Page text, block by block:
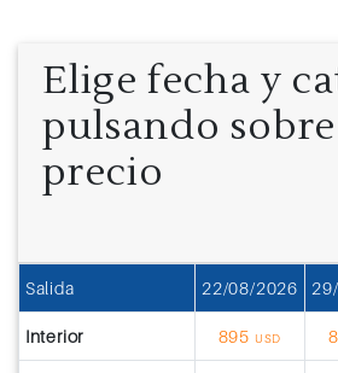
Elige fecha y
pulsando
precio
Salida 22/08/2026
Interior 895 USD